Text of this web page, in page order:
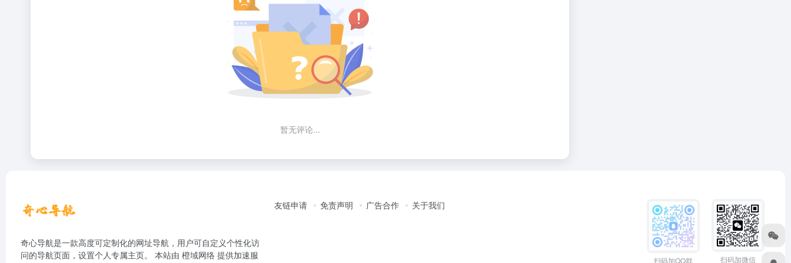
暂无评论...
奇心导航是一款高度可定制化的网址导航，用户可自定义个性化访
问的导航页面，设置个人专属主页。 本站由 橙域网络 提供加速服
友链申请 免责声明 广告合作 关于我们
扫码加QQ群 扫码加微信